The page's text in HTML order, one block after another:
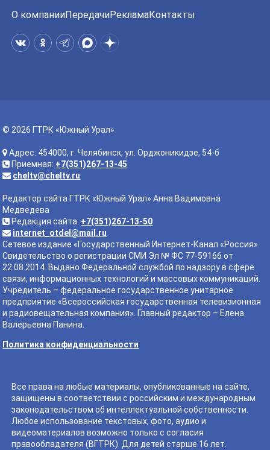
О компанииПередачиРекламаКонтакты
© 2026 ГТРК «Южный Урал»
Адрес: 454000, г. Челябинск, ул. Орджоникидзе, 54-б
Приемная: +7(351)267-13-45
cheltv@cheltv.ru
Редактор сайта ГТРК «Южный Урал» Анна Вадимовна
Медведева
Редакция сайта: +7(351)267-13-50
internet_otdel@mail.ru
Сетевое издание «Государственный Интернет-Канал «Россия».
Свидетельство о регистрации СМИ Эл № ФС 77-59166 от
22.08.2014. Выдано Федеральной службой по надзору в сфере
связи, информационных технологий и массовых коммуникаций.
Учредитель – федеральное государственное унитарное
предприятие «Всероссийская государственная телевизионная
и радиовещательная компания». Главный редактор – Елена
Валерьевна Панина.
Политика конфиденциальности
Все права на любые материалы, опубликованные на сайте,
защищены в соответствии с российским и международным
законодательством об интеллектуальной собственности.
Любое использование текстовых, фото, аудио и
видеоматериалов возможно только с согласия
правообладателя (ВГТРК). Для детей старше 16 лет.